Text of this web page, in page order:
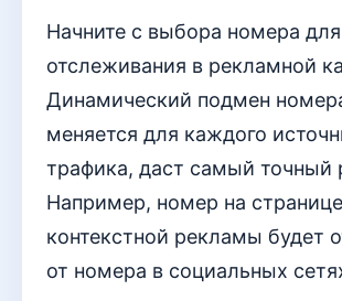
Начните с выбора номера для
отслеживания в рекламной
Динамический подмен
меняется для каждого
трафика, даст самый точный
Например, номер на
контекстной рекламы будет
от номера в социальных